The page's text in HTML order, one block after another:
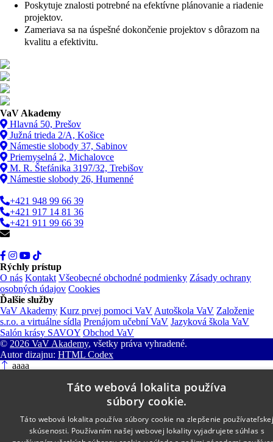
Poskytuje znalosti potrebné na efektívne plánovanie a riadenie
projektov.
Zameriava sa na úspešné dokončenie projektov s dôrazom na
kvalitu a efektivitu.
VaV Akademy
Hlavná 50, Prešov
Južná trieda 2/A, Košice
Námestie slobody 37, Sabinov
Priemyselná 2, Michalovce
M. R. Štefánika 3197/32, Trebišov
Námestie slobody 26, Humenné
+421 948 99 66 39
+421 917 14 81 36
+421 911 99 66 39
Rýchly prístup
O nás Kontakt Všeobecné obchodné podmienky Zásady ochrany
osobných údajov Cookies
Ďalšie služby
VaV Akademy Kurz prvej pomoci VaV Autoškola VaV Založenie
s.r.o. a virtuálne sídla Prenájom učební VaV Jazyková škola VaV
Salón krásy SAVOY Obchod VaV
© 2026 VaV Akademy, všetky práva vyhradené.
Autor dizajnu: HTML Codex
aaaa
Táto webová lokalita používa
súbory cookie.
Táto webová lokalita používa súbory cookie na zlepšenie používateľskej
skúsenosti. Používaním našej webovej lokality vyjadrujete súhlas s